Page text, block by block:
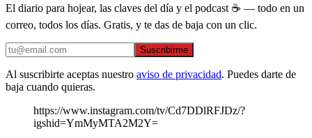
El diario para hojear, las claves del día y el podcast ☕ — todo en un
correo, todos los días. Gratis, y te das de baja con un clic.
Suscribirme
Al suscribirte aceptas nuestro aviso de privacidad. Puedes darte de
baja cuando quieras.
https://www.instagram.com/tv/Cd7DDlRFJDz/?
igshid=YmMyMTA2M2Y=